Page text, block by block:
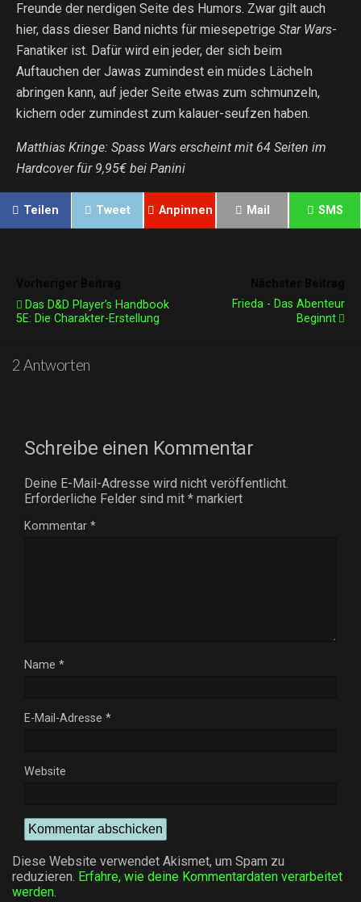
Freunde der nerdigen Seite des Humors. Zwar gilt auch
hier, dass dieser Band nichts für miesepetrige Star Wars-
Fanatiker ist. Dafür wird ein jeder, der sich beim
Auftauchen der Jawas zumindest ein müdes Lächeln
abringen kann, auf jeder Seite etwas zum schmunzeln,
kichern oder zumindest zum kalauer-seufzen haben.
Matthias Kringe: Spass Wars erscheint mit 64 Seiten im
Hardcover für 9,95€ bei Panini
Teilen Tweet Anpinnen Mail SMS
Das D&D Player’s Handbook
5E: Die Charakter-Erstellung
Frieda - Das Abenteur
Beginnt
2 Antworten
Schreibe einen Kommentar
Deine E-Mail-Adresse wird nicht veröffentlicht.
Erforderliche Felder sind mit * markiert
Kommentar *
Name *
E-Mail-Adresse *
Website
Diese Website verwendet Akismet, um Spam zu
reduzieren. Erfahre, wie deine Kommentardaten verarbeitet
werden.